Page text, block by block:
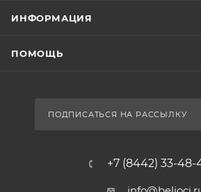
ИНФОРМАЦИЯ
ПОМОЩЬ
ПОДПИСАТЬСЯ НА РАССЫЛКУ
+7 (8442) 33-48-